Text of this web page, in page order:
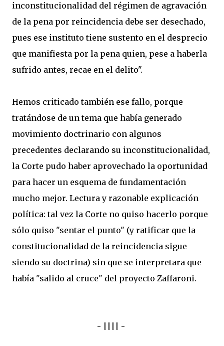
inconstitucionalidad del régimen de agravación
de la pena por reincidencia debe ser desechado,
pues ese instituto tiene sustento en el desprecio
que manifiesta por la pena quien, pese a haberla
sufrido antes, recae en el delito".
Hemos criticado también ese fallo, porque
tratándose de un tema que había generado
movimiento doctrinario con algunos
precedentes declarando su inconstitucionalidad,
la Corte pudo haber aprovechado la oportunidad
para hacer un esquema de fundamentación
mucho mejor. Lectura y razonable explicación
política: tal vez la Corte no quiso hacerlo porque
sólo quiso "sentar el punto" (y ratificar que la
constitucionalidad de la reincidencia sigue
siendo su doctrina) sin que se interpretara que
había "salido al cruce" del proyecto Zaffaroni.
- |||| -